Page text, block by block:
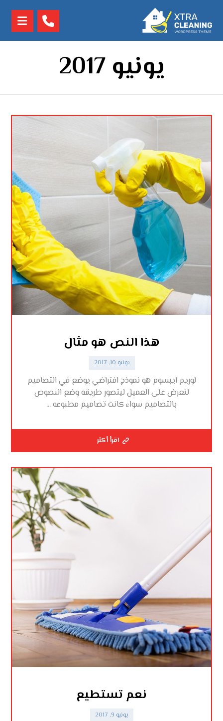
يونيو 2017
هذا النص هو مثال
يونيو 10, 2017
لوريم ايبسوم هو نموذج افتراضي يوضع في التصاميم
لتعرض على العميل ليتصور طريقه وضع النصوص
بالتصاميم سواء كانت تصاميم مطبوعه ...
اقرأ أكثر
نعم تستطيع
يونيو 9, 2017